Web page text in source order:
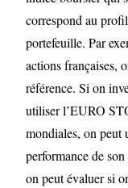
correspond au
portefeuille. Par
actions françaises,
référence. Si on
utiliser l’EURO
mondiales, on
performance de
on peut évaluer si